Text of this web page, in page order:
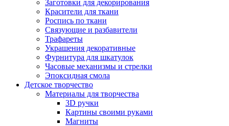
Заготовки для декорирования
Красители для ткани
Роспись по ткани
Связующие и разбавители
Трафареты
Украшения декоративные
Фурнитура для шкатулок
Часовые механизмы и стрелки
Эпоксидная смола
Детское творчество
Материалы для творчества
3D ручки
Картины своими руками
Магниты